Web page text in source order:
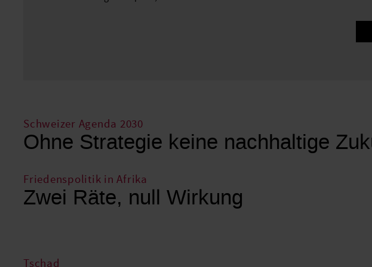
Schweizer Agenda 2030
Ohne Strategie keine nachhaltige
Friedenspolitik in Afrika
Zwei Räte, null Wirkung
Tschad